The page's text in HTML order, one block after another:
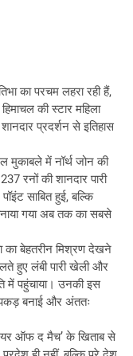
का परचम लहरा रही हैं,
की स्टार महिला
प्रदर्शन से इतिहास
मुकाबले में नॉर्थ जोन की
रनों की शानदार पारी
साबित हुई, बल्कि
बनाया गया अब तक का सबसे
का बेहतरीन मिश्रण देखने
हुए लंबी पारी खेली और
में पहुंचाया। उनकी इस
पकड़ बनाई और अंततः
ऑफ द मैच’ के खिताब से